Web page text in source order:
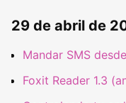
29 de abril de
Mandar SMS
Foxit Reader 1.3